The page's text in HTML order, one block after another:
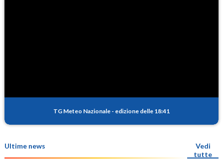
TG Meteo Nazionale - edizione delle 18:41
Ultime news
Vedi
tutte